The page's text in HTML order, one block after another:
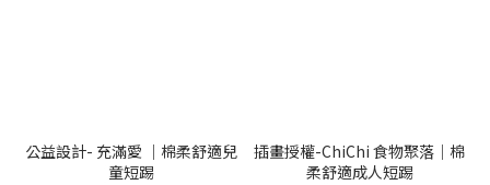
公益設計- 充滿愛 ｜棉柔舒適兒
童短踢
插畫授權-ChiChi 食物聚落｜棉
柔舒適成人短踢